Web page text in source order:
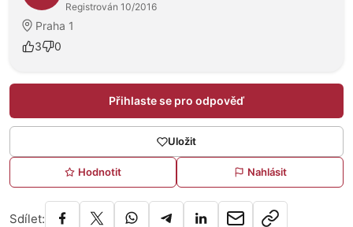
Registrován 10/2016
Praha 1
3
0
Přihlaste se pro odpověď
Uložit
Hodnotit Nahlásit
Sdílet: